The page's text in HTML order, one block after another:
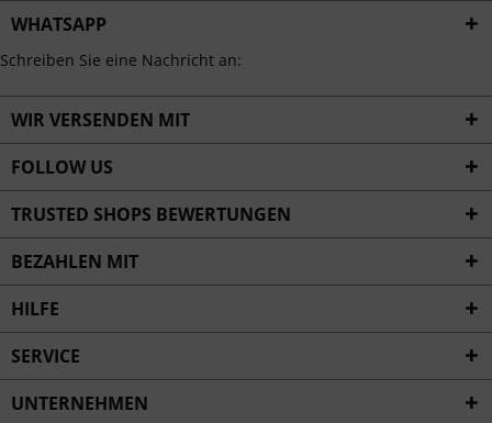
WHATSAPP
Schreiben Sie eine Nachricht an:
WIR VERSENDEN MIT
FOLLOW US
TRUSTED SHOPS BEWERTUNGEN
BEZAHLEN MIT
HILFE
SERVICE
UNTERNEHMEN